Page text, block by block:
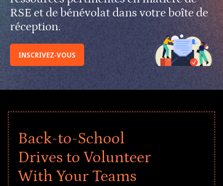
RSE et de bénévolat dans votre boîte de
réception.
INSCRIVEZ-VOUS
Back-to-School
Drives to Volunteer
With Your Teams